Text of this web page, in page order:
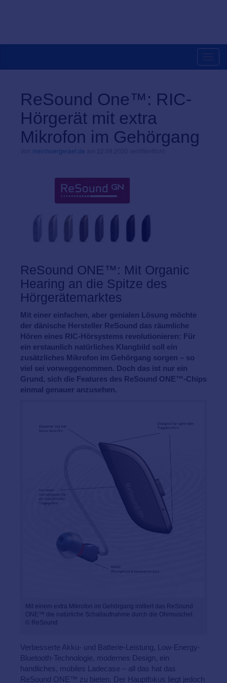
ReSound One™: RIC-
Hörgerät mit extra
Mikrofon im Gehörgang
meinhoergeraet.de
ReSound ONE™: Mit Organic
Hearing an die Spitze des
Hörgerätemarktes
Mit einer einfachen, aber genialen Lösung möchte
der dänische Hersteller ReSound das räumliche
Hören eines RIC-Hörsystems revolutionieren: Für
ein erstaunlich natürliches Klangbild soll ein
zusätzliches Mikrofon im Gehörgang sorgen – so
viel sei vorweggenommen. Doch das ist nur ein
Grund, sich die Features des ReSound ONE™-Chips
einmal genauer anzusehen.
Mit einem extra Mikrofon im Gehörgang imitiert das ReSound
ONE™ die natürliche Schallaufnahme durch die Ohrmuschel.
© ReSound
Verbesserte Akku- und Batterie-Leistung, Low-Energy-
Bluetooth-Technologie, modernes Design, ein
handliches, mobiles Ladecase – all das hat das
ReSound ONE™ zu bieten. Der Hauptfokus liegt jedoch